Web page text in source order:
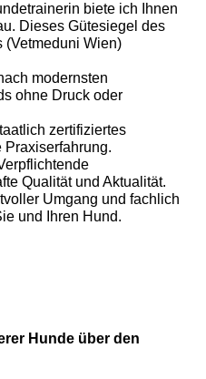
biete ich Ihnen
Dieses Gütesiegel des
(Vetmeduni Wien)
modernsten
ohne Druck oder
zertifiziertes
Qualität und Aktualität.
Umgang und fachlich
und Ihren Hund.
Hunde über den